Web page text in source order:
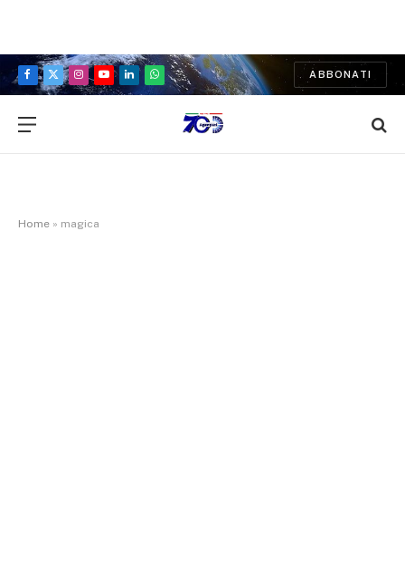
Facebook
X
Instagram
YouTubeLinkedInWhatsApp
ABBONATI
Home » magica